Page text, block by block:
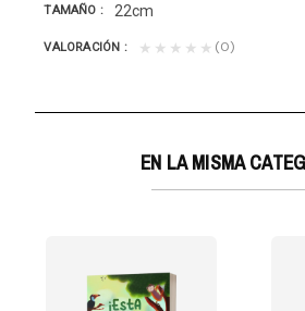
TAMAÑO 22cm
VALORACIÓN ★★★★★ (0)
EN LA MISMA
LIBRO PARA PINTAR